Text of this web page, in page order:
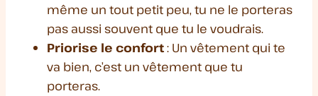
même un tout petit peu, tu ne le porteras
pas aussi souvent que tu le voudrais.
Priorise le confort: Un vêtement qui te
va bien, c’est un vêtement que tu
porteras.